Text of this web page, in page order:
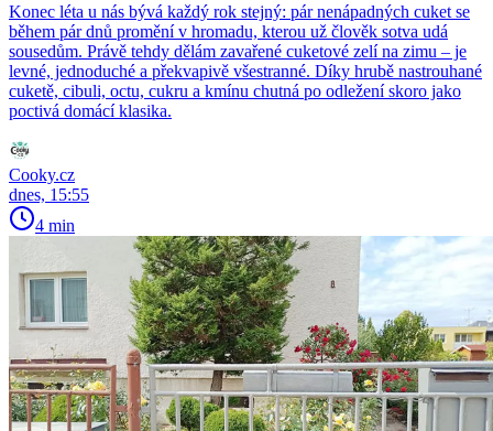
Konec léta u nás bývá každý rok stejný: pár nenápadných cuket se
během pár dnů promění v hromadu, kterou už člověk sotva udá
sousedům. Právě tehdy dělám zavařené cuketové zelí na zimu – je
levné, jednoduché a překvapivě všestranné. Díky hrubě nastrouhané
cuketě, cibuli, octu, cukru a kmínu chutná po odležení skoro jako
poctivá domácí klasika.
Cooky.cz
dnes, 15:55
4 min